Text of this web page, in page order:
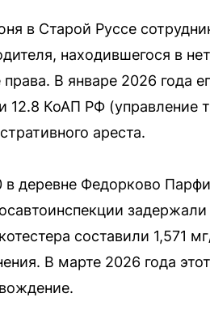
в Старой Руссе
находившегося в
права. В январе 2026 года
12.8 КоАП РФ (управление
ареста.
в деревне Федорково
составили 1,571
В марте 2026 года